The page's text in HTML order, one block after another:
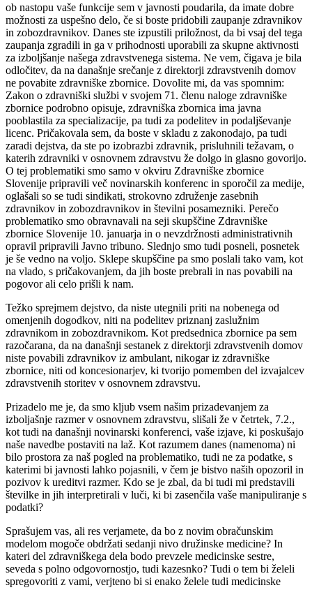
ob nastopu vaše funkcije sem v javnosti poudarila, da imate dobre
možnosti za uspešno delo, če si boste pridobili zaupanje zdravnikov
in zobozdravnikov. Danes ste izpustili priložnost, da bi vsaj del tega
zaupanja zgradili in ga v prihodnosti uporabili za skupne aktivnosti
za izboljšanje našega zdravstvenega sistema. Ne vem, čigava je bila
odločitev, da na današnje srečanje z direktorji zdravstvenih domov
ne povabite zdravniške zbornice. Dovolite mi, da vas spomnim:
Zakon o zdravniški službi v svojem 71. členu naloge zdravniške
zbornice podrobno opisuje, zdravniška zbornica ima javna
pooblastila za specializacije, pa tudi za podelitev in podaljševanje
licenc. Pričakovala sem, da boste v skladu z zakonodajo, pa tudi
zaradi dejstva, da ste po izobrazbi zdravnik, prisluhnili težavam, o
katerih zdravniki v osnovnem zdravstvu že dolgo in glasno govorijo.
O tej problematiki smo samo v okviru Zdravniške zbornice
Slovenije pripravili več novinarskih konferenc in sporočil za medije,
oglašali so se tudi sindikati, strokovno združenje zasebnih
zdravnikov in zobozdravnikov in številni posamezniki. Perečo
problematiko smo obravnavali na seji skupščine Zdravniške
zbornice Slovenije 10. januarja in o nevzdržnosti administrativnih
opravil pripravili Javno tribuno. Slednjo smo tudi posneli, posnetek
je še vedno na voljo. Sklepe skupščine pa smo poslali tako vam, kot
na vlado, s pričakovanjem, da jih boste prebrali in nas povabili na
pogovor ali celo prišli k nam.
Težko sprejmem dejstvo, da niste utegnili priti na nobenega od
omenjenih dogodkov, niti na podelitev priznanj zaslužnim
zdravnikom in zobozdravnikom. Kot predsednica zbornice pa sem
razočarana, da na današnji sestanek z direktorji zdravstvenih domov
niste povabili zdravnikov iz ambulant, nikogar iz zdravniške
zbornice, niti od koncesionarjev, ki tvorijo pomemben del izvajalcev
zdravstvenih storitev v osnovnem zdravstvu.
Prizadelo me je, da smo kljub vsem našim prizadevanjem za
izboljašnje razmer v osnovnem zdravstvu, slišali že v četrtek, 7.2.,
kot tudi na današnji novinarski konferenci, vaše izjave, ki poskušajo
naše navedbe postaviti na laž. Kot razumem danes (namenoma) ni
bilo prostora za naš pogled na problematiko, tudi ne za podatke, s
katerimi bi javnosti lahko pojasnili, v čem je bistvo naših opozoril in
pozivov k ureditvi razmer. Kdo se je zbal, da bi tudi mi predstavili
številke in jih interpretirali v luči, ki bi zasenčila vaše manipuliranje s
podatki?
Sprašujem vas, ali res verjamete, da bo z novim obračunskim
modelom mogoče obdržati sedanji nivo družinske medicine? In
kateri del zdravniškega dela bodo prevzele medicinske sestre,
seveda s polno odgovornostjo, tudi kazesnko? Tudi o tem bi želeli
spregovoriti z vami, verjteno bi si enako želele tudi medicinske